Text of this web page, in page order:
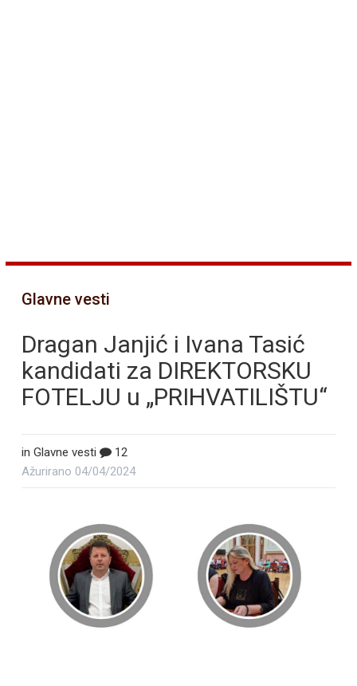
Glavne vesti
Dragan Janjić i Ivana Tasić
kandidati za DIREKTORSKU
FOTELJU u „PRIHVATILIŠTU“
in Glavne vesti
12
Ažurirano 04/04/2024